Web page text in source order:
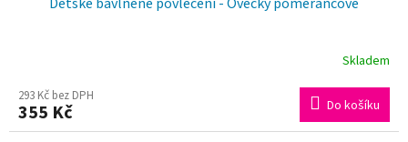
Skladem
293 Kč bez DPH
355 Kč Do košíku